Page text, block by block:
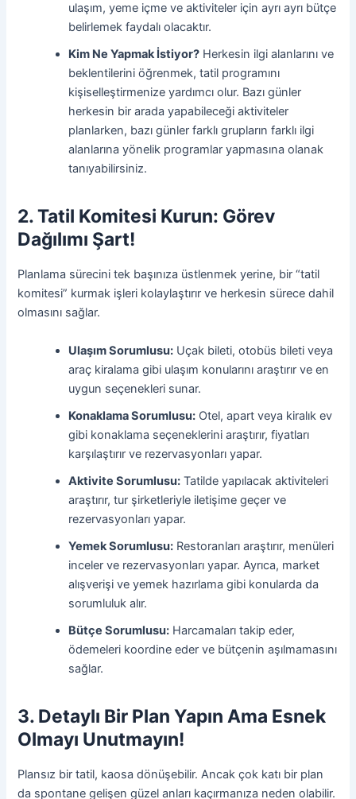
ulaşım, yeme içme ve aktiviteler için ayrı ayrı bütçe
belirlemek faydalı olacaktır.
Kim Ne Yapmak İstiyor? Herkesin ilgi alanlarını ve
beklentilerini öğrenmek, tatil programını
kişiselleştirmenize yardımcı olur. Bazı günler
herkesin bir arada yapabileceği aktiviteler
planlarken, bazı günler farklı grupların farklı ilgi
alanlarına yönelik programlar yapmasına olanak
tanıyabilirsiniz.
2. Tatil Komitesi Kurun: Görev
Dağılımı Şart!
Planlama sürecini tek başınıza üstlenmek yerine, bir “tatil
komitesi” kurmak işleri kolaylaştırır ve herkesin sürece dahil
olmasını sağlar.
Ulaşım Sorumlusu: Uçak bileti, otobüs bileti veya
araç kiralama gibi ulaşım konularını araştırır ve en
uygun seçenekleri sunar.
Konaklama Sorumlusu: Otel, apart veya kiralık ev
gibi konaklama seçeneklerini araştırır, fiyatları
karşılaştırır ve rezervasyonları yapar.
Aktivite Sorumlusu: Tatilde yapılacak aktiviteleri
araştırır, tur şirketleriyle iletişime geçer ve
rezervasyonları yapar.
Yemek Sorumlusu: Restoranları araştırır, menüleri
inceler ve rezervasyonları yapar. Ayrıca, market
alışverişi ve yemek hazırlama gibi konularda da
sorumluluk alır.
Bütçe Sorumlusu: Harcamaları takip eder,
ödemeleri koordine eder ve bütçenin aşılmamasını
sağlar.
3. Detaylı Bir Plan Yapın Ama Esnek
Olmayı Unutmayın!
Plansız bir tatil, kaosa dönüşebilir. Ancak çok katı bir plan
da spontane gelişen güzel anları kaçırmanıza neden olabilir.